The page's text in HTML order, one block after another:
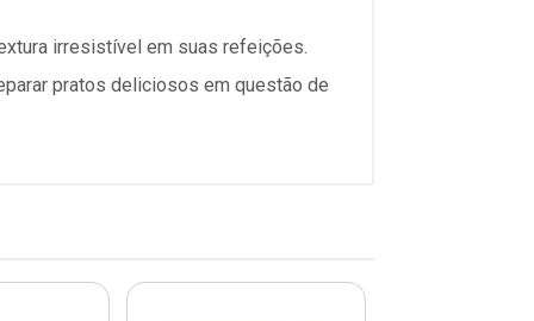
irresistível em suas refeições.
pratos deliciosos em questão de